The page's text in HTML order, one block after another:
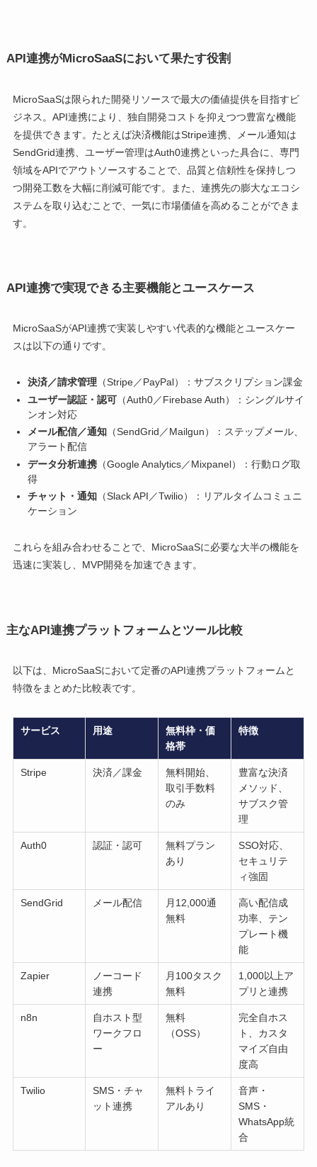
API連携がMicroSaaSにおいて果たす役割
MicroSaaSは限られた開発リソースで最大の価値提供を目指すビ
ジネス。API連携により、独自開発コストを抑えつつ豊富な機能
を提供できます。たとえば決済機能はStripe連携、メール通知は
SendGrid連携、ユーザー管理はAuth0連携といった具合に、専門
領域をAPIでアウトソースすることで、品質と信頼性を保持しつ
つ開発工数を大幅に削減可能です。また、連携先の膨大なエコシ
ステムを取り込むことで、一気に市場価値を高めることができま
す。
API連携で実現できる主要機能とユースケース
MicroSaaSがAPI連携で実装しやすい代表的な機能とユースケー
スは以下の通りです。
決済／請求管理（Stripe／PayPal）：サブスクリプション課金
ユーザー認証・認可（Auth0／Firebase Auth）：シングルサイ
ンオン対応
メール配信／通知（SendGrid／Mailgun）：ステップメール、
アラート配信
データ分析連携（Google Analytics／Mixpanel）：行動ログ取
得
チャット・通知（Slack API／Twilio）：リアルタイムコミュニ
ケーション
これらを組み合わせることで、MicroSaaSに必要な大半の機能を
迅速に実装し、MVP開発を加速できます。
主なAPI連携プラットフォームとツール比較
以下は、MicroSaaSにおいて定番のAPI連携プラットフォームと
特徴をまとめた比較表です。
サービス 用途
無料枠・価
格帯
特徴
Stripe 決済／課金
無料開始、
取引手数料
のみ
豊富な決済
メソッド、
サブスク管
理
Auth0 認証・認可
無料プラン
あり
SSO対応、
セキュリテ
ィ強固
SendGrid メール配信
月12,000通
無料
高い配信成
功率、テン
プレート機
能
Zapier
ノーコード
連携
月100タスク
無料
1,000以上ア
プリと連携
n8n
自ホスト型
ワークフロ
ー
無料
（OSS）
完全自ホス
ト、カスタ
マイズ自由
度高
Twilio
SMS・チャ
ット連携
無料トライ
アルあり
音声・
SMS・
WhatsApp統
合